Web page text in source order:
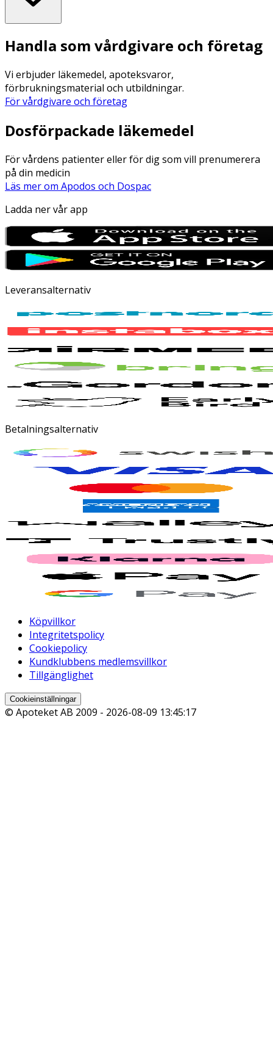
Handla som vårdgivare och företag
Vi erbjuder läkemedel, apoteksvaror,
förbrukningsmaterial och utbildningar.
För vårdgivare och företag
Dosförpackade läkemedel
För vårdens patienter eller för dig som vill prenumerera
på din medicin
Läs mer om Apodos och Dospac
Ladda ner vår app
Leveransalternativ
Betalningsalternativ
Köpvillkor
Integritetspolicy
Cookiepolicy
Kundklubbens medlemsvillkor
Tillgänglighet
Cookieinställningar
© Apoteket AB 2009 - 2026-08-09 13:45:17